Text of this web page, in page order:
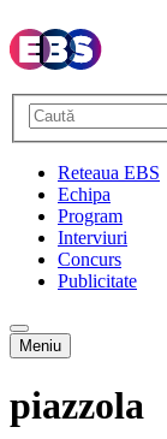
Reteaua EBS
Echipa
Program
Interviuri
Concurs
Publicitate
Meniu
piazzola